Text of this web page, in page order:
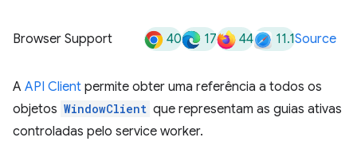
Browser Support 40 17 44 11.1Source
A API Client permite obter uma referência a todos os
objetos WindowClient que representam as guias ativas
controladas pelo service worker.